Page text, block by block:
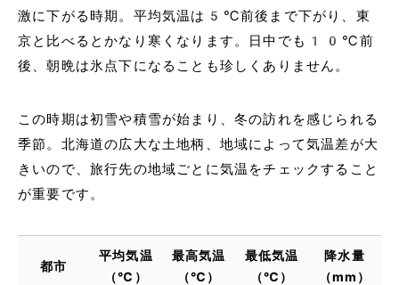
激に下がる時期。平均気温は5℃前後まで下がり、東
京と比べるとかなり寒くなります。日中でも10℃前
後、朝晩は氷点下になることも珍しくありません。
この時期は初雪や積雪が始まり、冬の訪れを感じられる
季節。北海道の広大な土地柄、地域によって気温差が大
きいので、旅行先の地域ごとに気温をチェックすること
が重要です。
都市
平均気温
（℃）
最高気温
（℃）
最低気温
（℃）
降水量
（mm）